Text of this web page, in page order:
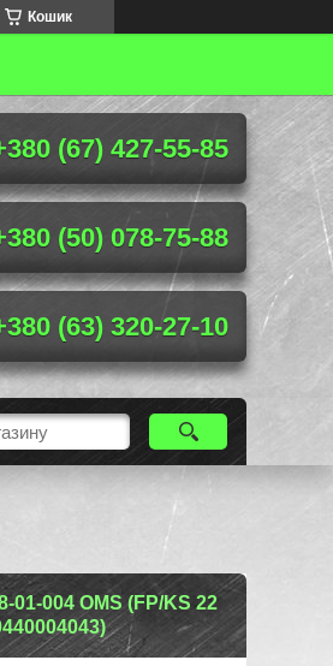
Кошик
(67) 427-55-85
(50) 078-75-88
(63) 320-27-10
004 OMS (FP/KS 22